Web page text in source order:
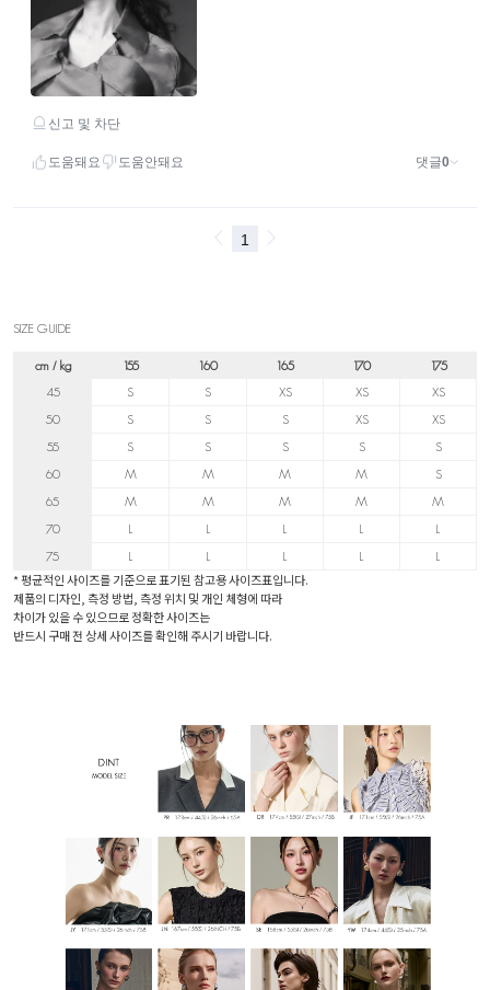
SIZE GUIDE
cm / kg 155 160 165 170
175
45
S S XS XS
XS
50
S S S XS
XS
55
S S S S
S
60
M M M M
S
65
M M M M
M
70
L L L L
L
75
L L L L L
* 평균적인 사이즈를 기준으로 표기된 참고용 사이즈표입니다.
제품의 디자인, 측정 방법, 측정 위치 및 개인 체형에 따라
차이가 있을 수 있으므로 정확한 사이즈는
반드시 구매 전 상세 사이즈를 확인해 주시기 바랍니다.